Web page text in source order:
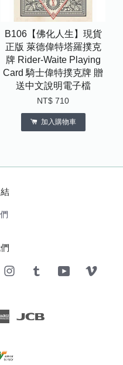
B106【佛化人生】現貨
正版 萊德偉特塔羅撲克
牌 Rider-Waite Playing
Card 騎士偉特撲克牌 贈
送中文說明電子檔
NT$ 710
加入購物車
InstagramTumblr YouTube
American